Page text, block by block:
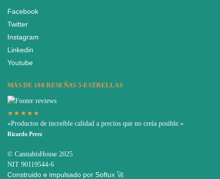
Facebook
Twitter
Instagram
Linkedin
Youtube
MÁS DE 100 RESEÑAS 5-ESTRELLAS
★★★★★
«Productos de increíble calidad a precios que no creía posible.»
Ricardo Perez
© CannabisHouse 2025
NIT 90119544-6
Construido e impulsado por Softux 🚀